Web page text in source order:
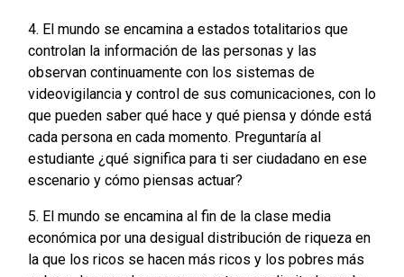
4. El mundo se encamina a estados totalitarios que
controlan la información de las personas y las
observan continuamente con los sistemas de
videovigilancia y control de sus comunicaciones, con lo
que pueden saber qué hace y qué piensa y dónde está
cada persona en cada momento. Preguntaría al
estudiante ¿qué significa para ti ser ciudadano en ese
escenario y cómo piensas actuar?
5. El mundo se encamina al fin de la clase media
económica por una desigual distribución de riqueza en
la que los ricos se hacen más ricos y los pobres más